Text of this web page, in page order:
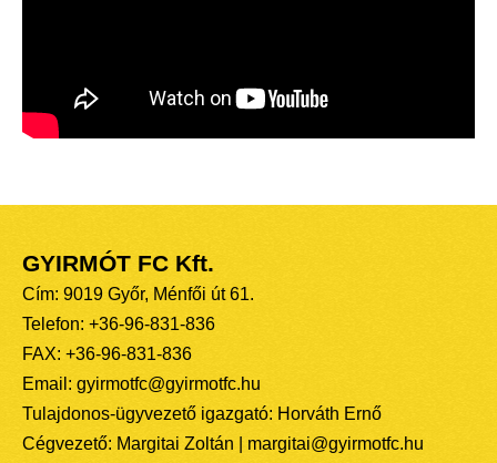
GYIRMÓT FC Kft.
Cím: 9019 Győr, Ménfői út 61.
Telefon: +36-96-831-836
FAX: +36-96-831-836
Email: gyirmotfc@gyirmotfc.hu
Tulajdonos-ügyvezető igazgató: Horváth Ernő
Cégvezető: Margitai Zoltán | margitai@gyirmotfc.hu